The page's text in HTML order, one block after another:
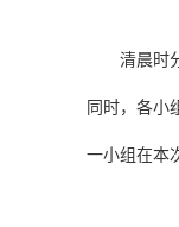
清晨时分
同时，各小
一小组在本